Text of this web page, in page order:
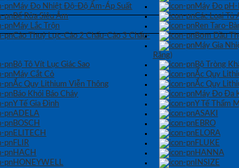
Máy Đo Nhiệt Độ-Độ Ẩm-Áp Suất
Máy Đo
Bể Rửa Siêu Âm
Các Loại Tủ
Máy Lắc Trộn
Ren Taro-
Cảo Thuỷ Lực-Cảo 2 Chấu-Cảo 3 Chấu-
Bơm Dầu
Máy Gia
Răng)
Bộ Tô Vít Lục Giác Sao
Bộ Tròng
Máy Cắt Cỏ
Ắc Quy
Ắc Quy Lithium Viễn Thông
Ắc Quy
Báo Khói Báo Cháy
Máy Đo Đa
Y Tế Gia Đình Y Tế Thẩm
ADELA
ASAKI
BOSCH
EBRO
ELITECH
ELORA
FLIR
FLUKE
HACH
HANNA
HONEYWELL
INSIZE